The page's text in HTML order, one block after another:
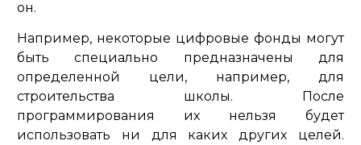
он.
Например, некоторые цифровые фонды могут
быть специально предназначены для
определенной цели, например, для
строительства школы. После
программирования их нельзя будет
использовать ни для каких других целей.